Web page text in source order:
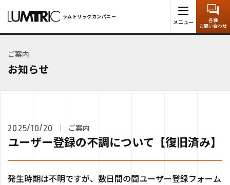
ラムトリックカンパニー
メニュー
各種
お問い合わせ
ラムトリックカンパニー
ユーザー登録の不調に
ついて【復旧済み】
ご案内
お知らせ
2025/10/20 ご案内
ユーザー登録の不調について【復旧済み】
発生時期は不明ですが、数日間の間ユーザー登録フォーム